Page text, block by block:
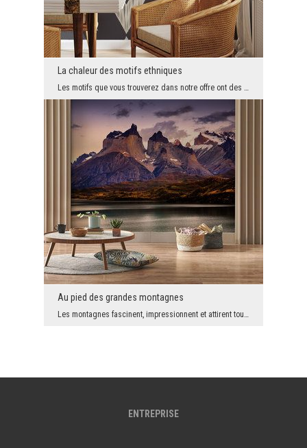
La chaleur des motifs ethniques
Les motifs que vous trouverez dans notre offre ont des styles différents, mais aussi des effets d...
Au pied des grandes montagnes
Les montagnes fascinent, impressionnent et attirent tout le monde. Et il n'est pas nécessaire de ...
ENTREPRISE